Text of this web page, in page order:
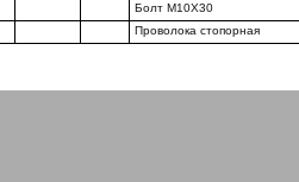
Болт М10X30
Проволока стопорная